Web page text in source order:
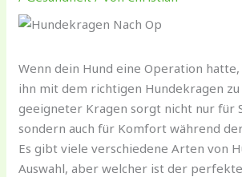
Wenn dein Hund eine Operation
ihn mit dem richtigen Hundekragen zu
geeigneter Kragen sorgt nicht nur für
sondern auch für Komfort während
Es gibt viele verschiedene Arten von
Auswahl, aber welcher ist der